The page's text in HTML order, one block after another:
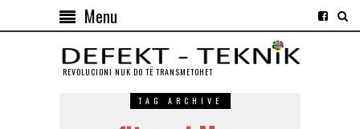
Menu
REVOLUCIONI NUK DO TЁ TRANSMETOHET
TAG ARCHIVE